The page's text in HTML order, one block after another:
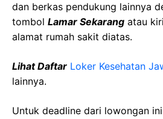
dan berkas pendukung lainnya
tombol Lamar Sekarang atau
alamat rumah sakit diatas.
Lihat Daftar Loker Kesehatan
lainnya.
Untuk deadline dari lowongan